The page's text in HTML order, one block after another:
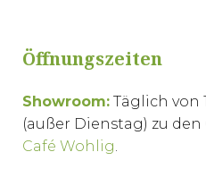
Öffnungszeiten
Showroom: Täglich von
(außer Dienstag) zu
Café Wohlig.